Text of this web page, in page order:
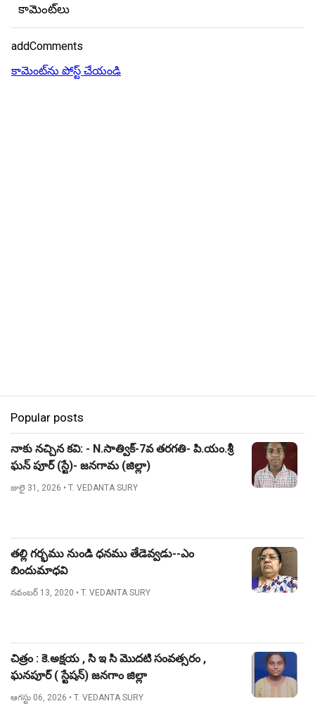
కామెంట్‌లు
addComments
కామెంట్‌ను పోస్ట్ చేయండి
Popular posts
నాకు నచ్చిన కవి: - N.సాత్విక్-7వ తరగతి- పి.యం.శ్రీ
ఘన్ పూర్ (స్టే)- జనగామ (జిల్లా)
జులై 31, 2026 • T. VEDANTA SURY
తల్లి గర్భము నుండి ధనము తేడెవ్వడు--ఎం
బిందుమాధవి
నవంబర్ 13, 2020 • T. VEDANTA SURY
చిత్రం : కె.అక్షయ , సి ఇ సి మొదటి సంవత్సరం ,
ఘనపూర్ ( స్టేషన్) జనగాం జిల్లా
ఆగస్టు 06, 2026 • T. VEDANTA SURY